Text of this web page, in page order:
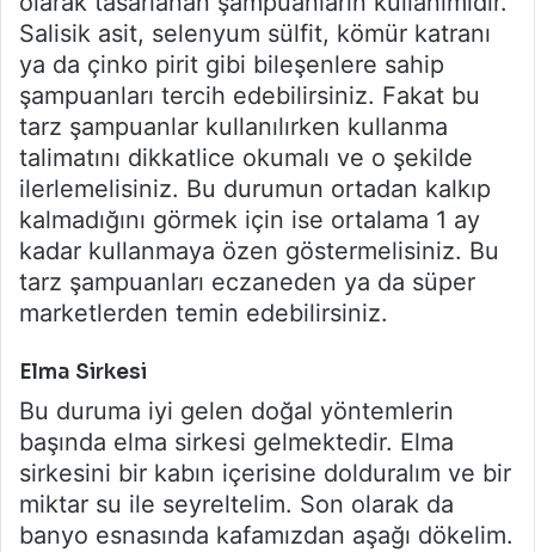
Salisik asit, selenyum sülfit, kömür katranı
ya da çinko pirit gibi bileşenlere sahip
şampuanları tercih edebilirsiniz. Fakat bu
tarz şampuanlar kullanılırken kullanma
talimatını dikkatlice okumalı ve o şekilde
ilerlemelisiniz. Bu durumun ortadan kalkıp
kalmadığını görmek için ise ortalama 1 ay
kadar kullanmaya özen göstermelisiniz. Bu
tarz şampuanları eczaneden ya da süper
marketlerden temin edebilirsiniz.
Elma Sirkesi
Bu duruma iyi gelen doğal yöntemlerin
başında elma sirkesi gelmektedir. Elma
sirkesini bir kabın içerisine dolduralım ve bir
miktar su ile seyreltelim. Son olarak da
banyo esnasında kafamızdan aşağı dökelim.